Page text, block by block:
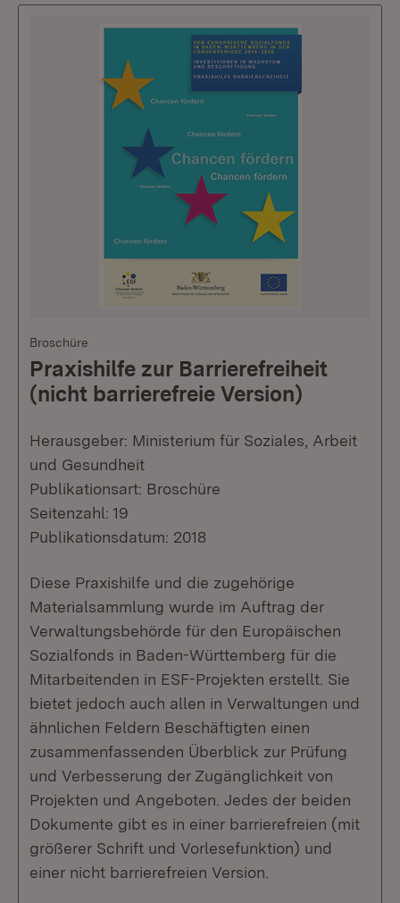
Broschüre
Praxishilfe zur Barrierefreiheit
(nicht barrierefreie Version)
Herausgeber: Ministerium für Soziales, Arbeit
und Gesundheit
Publikationsart: Broschüre
Seitenzahl: 19
Publikationsdatum: 2018
Diese Praxishilfe und die zugehörige
Materialsammlung wurde im Auftrag der
Verwaltungsbehörde für den Europäischen
Sozialfonds in Baden-Württemberg für die
Mitarbeitenden in ESF-Projekten erstellt. Sie
bietet jedoch auch allen in Verwaltungen und
ähnlichen Feldern Beschäftigten einen
zusammenfassenden Überblick zur Prüfung
und Verbesserung der Zugänglichkeit von
Projekten und Angeboten. Jedes der beiden
Dokumente gibt es in einer barrierefreien (mit
größerer Schrift und Vorlesefunktion) und
einer nicht barrierefreien Version.